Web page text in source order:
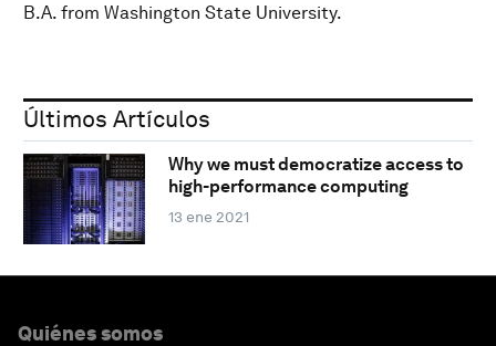
B.A. from Washington State University.
Últimos Artículos
Why we must democratize access to
high-performance computing
13 ene 2021
Quiénes somos